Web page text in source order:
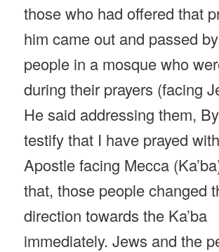
those who had offered that
him came out and passed
people in a mosque who
during their prayers (facing
He said addressing them,
testify that I have prayed
Apostle facing Mecca
that, those people changed
direction towards the Ka’ba
immediately. Jews and the